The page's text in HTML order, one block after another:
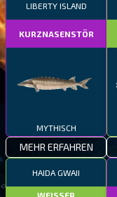
LIBERTY ISLAND
KURZNASENSTÖR
MYTHISCH
MEHR ERFAHREN
HAIDA GWAII
WEISSER